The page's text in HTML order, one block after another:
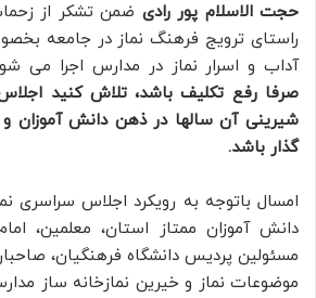
حجت الاسلام پور رادی ضمن تشکر از
راستای ترویج فرهنگ نماز در جامعه
آداب و اسرار نماز در مدارس اجرا می
صرفا رفع تکلیف باشد، تلاش کنید
شیرینی آن سالها در ذهن دانش آموزان و
گذار باشد.
امسال باتوجه به رویکرد اجلاس سراسری
دانش آموزان ممتاز استان، معلمین،
مسئولین پردیس دانشگاه فرهنگیان،
موضوعات نماز و خیرین نمازخانه ساز